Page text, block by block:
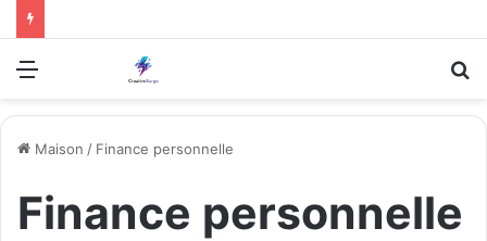
Menu
Maison / Finance personnelle
Finance personnelle